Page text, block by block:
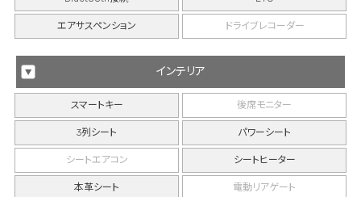
エアサスペンション ドライブレコーダー
インテリア
スマートキー 後席モニター
3列シート パワーシート
シートエアコン シートヒーター
本革シート 電動リアゲート